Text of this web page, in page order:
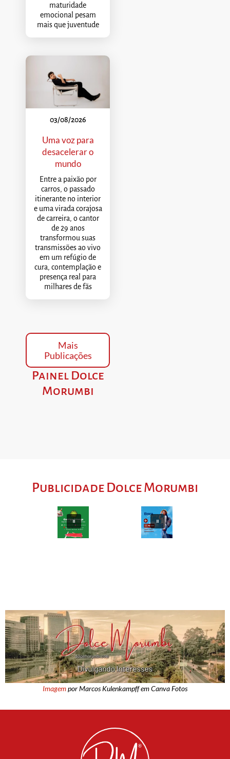
maturidade
emocional pesam
mais que juventude
03/08/2026
Uma voz para
desacelerar o
mundo
Entre a paixão por
carros, o passado
itinerante no interior
e uma virada corajosa
de carreira, o cantor
de 29 anos
transformou suas
transmissões ao vivo
em um refúgio de
cura, contemplação e
presença real para
milhares de fãs
Mais
Publicações
Painel Dolce
Morumbi
Publicidade Dolce Morumbi
Imagempor Marcos Kulenkampff em Canva Fotos